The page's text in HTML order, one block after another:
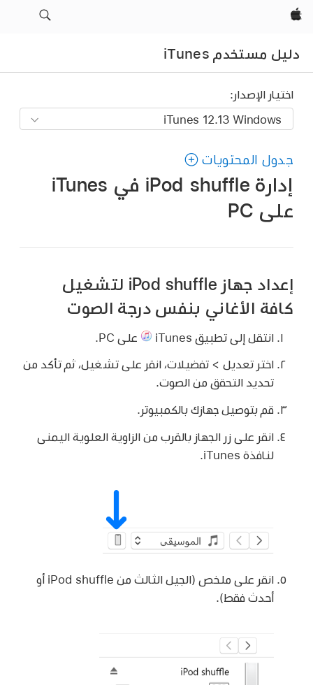
Apple‏
دليل مستخدم iTunes
اختيار الإصدار:
جدول المحتويات
إدارة iPod shuffle في iTunes
على PC
إعداد جهاز iPod shuffle لتشغيل
كافة الأغاني بنفس درجة الصوت
انتقل إلى تطبيق iTunes على PC.
اختر تعديل > تفضيلات، انقر على تشغيل، ثم تأكد من
تحديد التحقق من الصوت.
قم بتوصيل جهازك بالكمبيوتر.
انقر على زر الجهاز بالقرب من الزاوية العلوية اليمنى
لنافذة iTunes.
انقر على ملخص (الجيل الثالث من iPod shuffle أو
أحدث فقط).